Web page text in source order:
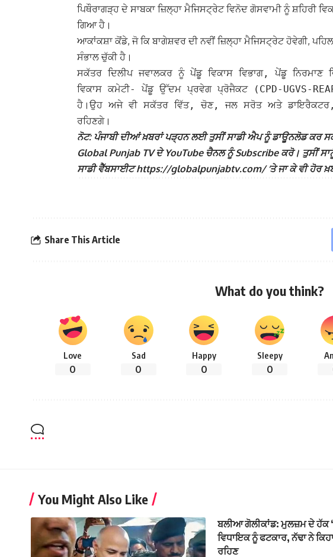
ਪਿਥੌਰਾਗੜ੍ਹ ਦੇ ਸਾਬਕਾ ਜ਼ਿਲ੍ਹਾ ਮੈਜਿਸਟ੍ਰੇਟ ਵਿਨੋਦ ਗੋਸਵਾਮੀ ਨੂੰ ਸ਼ਹਿਰੀ
ਗਿਆ ਹੈ।
ਆਕਾਂਕਸ਼ਾ ਕੋਂਡੇ, ਜੋ ਕਿ ਬਾਗੇਸ਼ਵਰ ਦੀ ਨਵੀਂ ਜ਼ਿਲ੍ਹਾ ਮੈਜਿਸਟ੍ਰੇਟ ਹੋਵੇਗੀ,
ਸੰਭਾਲ ਚੁੱਕੀ ਹੈ।
ਸਕੱਤਰ ਦਿਲੀਪ ਜਵਾਲਕਰ ਨੂੰ ਪੇਂਡੂ ਵਿਕਾਸ ਵਿਭਾਗ, ਪੇਂਡੂ
ਵਿਕਾਸ ਕਮੇਟੀ- ਪੇਂਡੂ ਉੱਦਮ ਪ੍ਰਵੇਗ ਪ੍ਰੋਜੈਕਟ (CPD-UGVS-
ਹੈ। ਉਹ ਅਜੇ ਵੀ ਸਕੱਤਰ ਵਿੱਤ, ਚੋਣ, ਜਲ ਸਰੋਤ ਅਤੇ ਡਾਇਰੈਕਟਰ,
ਰਹਿਣਗੇ।
ਨੋਟ: ਪੰਜਾਬੀ ਦੀਆਂ ਖ਼ਬਰਾਂ ਪੜ੍ਹਨ ਲਈ ਤੁਸੀਂ ਸਾਡੀ ਐਪ ਨੂੰ ਡਾਊਨਲੋਡ ਕਰ
Global Punjab TV ਦੇ YouTube ਚੈਨਲ ਨੂੰ Subscribe ਕਰੋ। ਤੁਸੀਂ
ਸਾਡੀ ਵੈੱਬਸਾਈਟ https://globalpunjabtv.com/ ‘ਤੇ ਜਾ ਕੇ ਵੀ ਹੋਰ
Share This Article
What do you think?
Love
0
Sad
0
Happy
0
Sleepy
0
You Might Also Like
ਬਲੀਆ ਗੋਲੀਕਾਂਡ: ਮੁਲਜ਼ਮ ਦੇ ਹੱਕ
ਵਿਧਾਇਕ ਨੂੰ ਫਟਕਾਰ, ਨੱਢਾ ਨੇ
ਰਹਿਣ